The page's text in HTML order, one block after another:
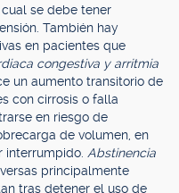
se debe tener
También hay
en pacientes que
congestiva y arritmia
un aumento transitorio de
con cirrosis o falla
en riesgo de
de volumen, en
interrumpido. Abstinencia
principalmente
tras detener el uso de